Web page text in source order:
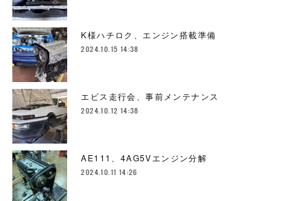
K様ハチロク、エンジン搭載準備
2024.10.15 14:38
エビス走行会、事前メンテナンス
2024.10.12 14:38
AE111、4AG5Vエンジン分解
2024.10.11 14:26